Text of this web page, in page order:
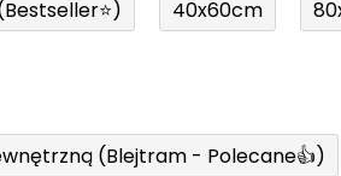
40x60cm
(Blejtram - Polecane👍)